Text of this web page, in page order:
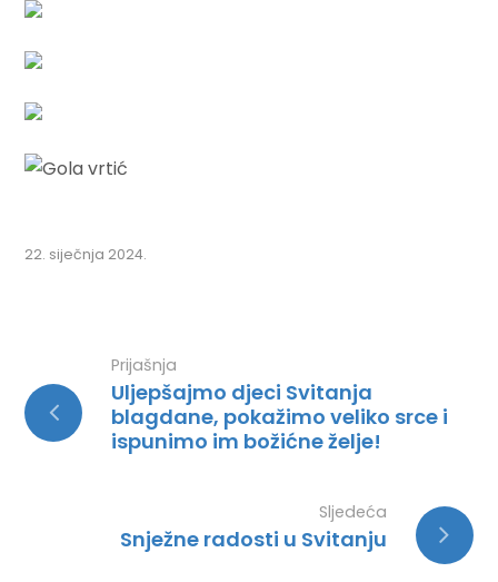
22. siječnja 2024.
Prijašnja
Uljepšajmo djeci Svitanja
blagdane, pokažimo veliko srce i
ispunimo im božićne želje!
Sljedeća
Snježne radosti u Svitanju